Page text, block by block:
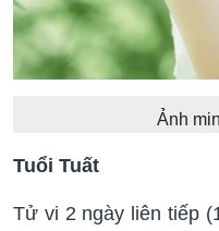
Ảnh
Tuổi Tuất
Tử vi 2 ngày liên tiếp